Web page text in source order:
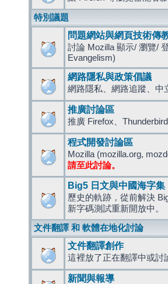
特別議題
問題網站與網頁技術傳
討論 Mozilla 顯示/ 瀏覽/
Evangelism)
網路隱私與政策倡議
網路隱私、網路追蹤、中
推廣討論區
推廣 Firefox、
程式開發討論區
Mozilla (mozilla.org,
請至此討論。
Big5 日文與中國海字集
歷史的軌跡，從前解決
新字碼測試重新開放中。
文件翻譯 和 軟體在地化討論
文件翻譯創作
這裡放了正在翻譯中或討
新聞與報導